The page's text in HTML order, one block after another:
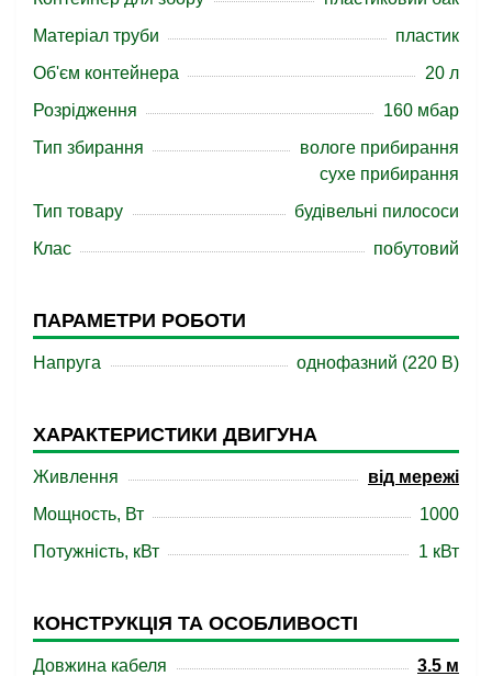
Матеріал труби
пластик
Об'єм контейнера
20 л
Розрідження
160 мбар
Тип збирання
вологе прибирання
сухе прибирання
Тип товару
будівельні пилососи
Клас
побутовий
ПАРАМЕТРИ РОБОТИ
Напруга однофазний (220 В)
ХАРАКТЕРИСТИКИ ДВИГУНА
Живлення
від мережі
Мощность, Вт
1000
Потужність, кВт
1 кВт
КОНСТРУКЦІЯ ТА ОСОБЛИВОСТІ
Довжина кабеля
3.5 м